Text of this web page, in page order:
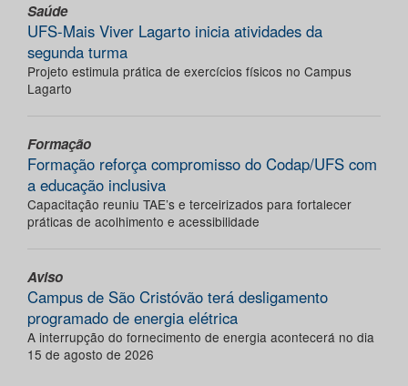
Saúde
UFS-Mais Viver Lagarto inicia atividades da
segunda turma
Projeto estimula prática de exercícios físicos no Campus
Lagarto
Formação
Formação reforça compromisso do Codap/UFS com
a educação inclusiva
Capacitação reuniu TAE’s e terceirizados para fortalecer
práticas de acolhimento e acessibilidade
Aviso
Campus de São Cristóvão terá desligamento
programado de energia elétrica
A interrupção do fornecimento de energia acontecerá no dia
15 de agosto de 2026